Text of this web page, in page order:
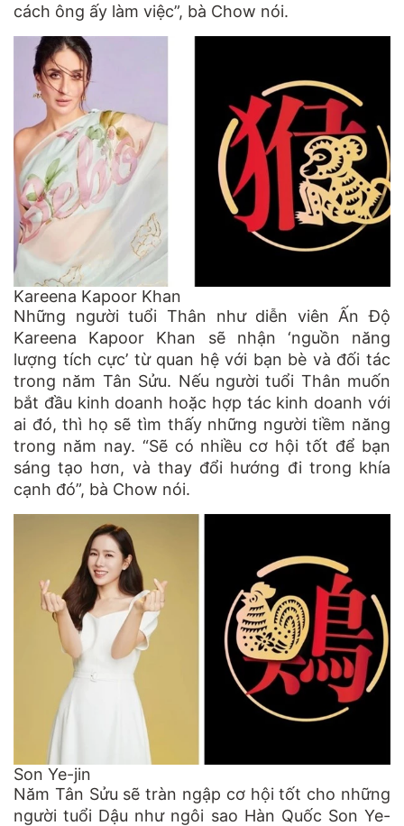
cách ông ấy làm việc”, bà Chow nói.
Kareena Kapoor Khan
Những người tuổi Thân như diễn viên Ấn Độ
Kareena Kapoor Khan sẽ nhận ‘nguồn năng
lượng tích cực’ từ quan hệ với bạn bè và đối tác
trong năm Tân Sửu. Nếu người tuổi Thân muốn
bắt đầu kinh doanh hoặc hợp tác kinh doanh với
ai đó, thì họ sẽ tìm thấy những người tiềm năng
trong năm nay. “Sẽ có nhiều cơ hội tốt để bạn
sáng tạo hơn, và thay đổi hướng đi trong khía
cạnh đó”, bà Chow nói.
Son Ye-jin
Năm Tân Sửu sẽ tràn ngập cơ hội tốt cho những
người tuổi Dậu như ngôi sao Hàn Quốc Son Ye-